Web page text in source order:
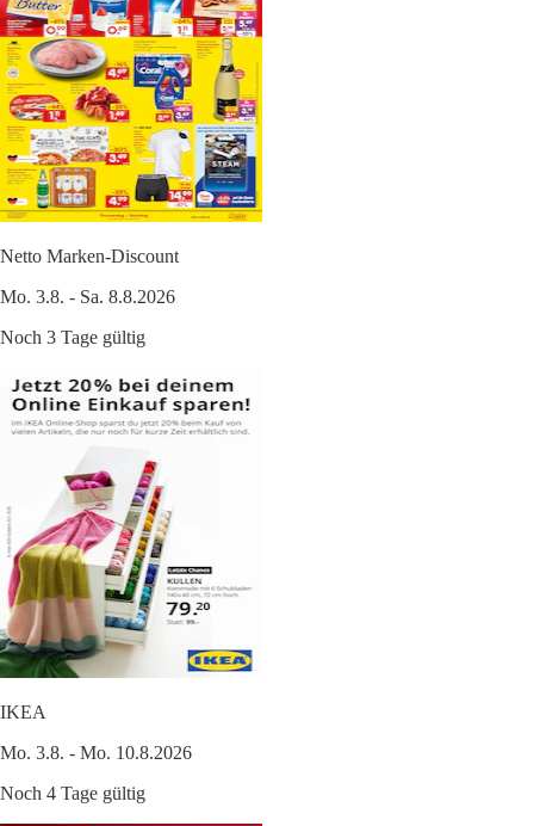
Netto Marken-Discount
Mo. 3.8. - Sa. 8.8.2026
Noch 3 Tage gültig
IKEA
Mo. 3.8. - Mo. 10.8.2026
Noch 4 Tage gültig